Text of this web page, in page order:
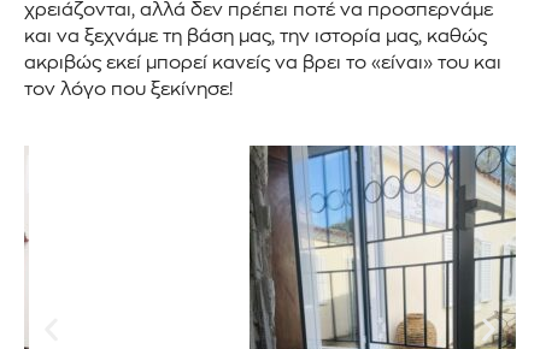
χρειάζονται, αλλά δεν πρέπει ποτέ να προσπερνάμε
και να ξεχνάμε τη βάση μας, την ιστορία μας, καθώς
ακριβώς εκεί μπορεί κανείς να βρει το «είναι» του και
τον λόγο που ξεκίνησε!